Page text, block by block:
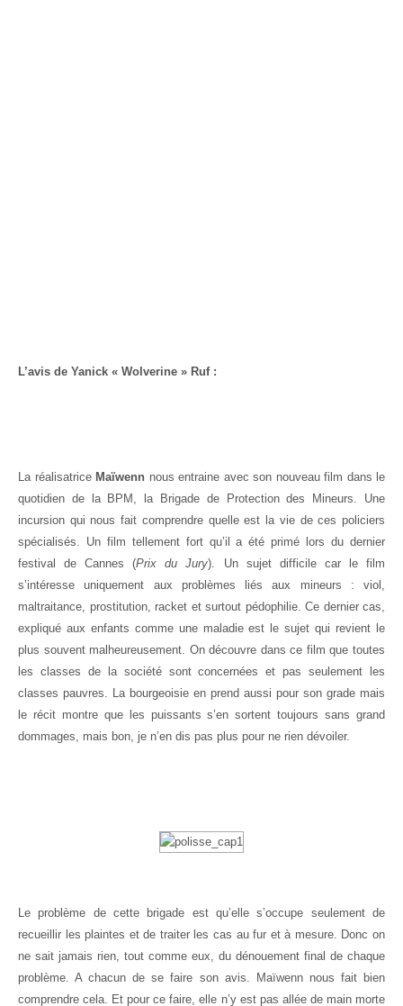
L’avis de Yanick « Wolverine » Ruf :
La réalisatrice Maïwenn nous entraine avec son nouveau film dans le
quotidien de la BPM, la Brigade de Protection des Mineurs. Une
incursion qui nous fait comprendre quelle est la vie de ces policiers
spécialisés. Un film tellement fort qu’il a été primé lors du dernier
festival de Cannes (Prix du Jury). Un sujet difficile car le film
s’intéresse uniquement aux problèmes liés aux mineurs : viol,
maltraitance, prostitution, racket et surtout pédophilie. Ce dernier cas,
expliqué aux enfants comme une maladie est le sujet qui revient le
plus souvent malheureusement. On découvre dans ce film que toutes
les classes de la société sont concernées et pas seulement les
classes pauvres. La bourgeoisie en prend aussi pour son grade mais
le récit montre que les puissants s’en sortent toujours sans grand
dommages, mais bon, je n’en dis pas plus pour ne rien dévoiler.
Le problème de cette brigade est qu’elle s’occupe seulement de
recueillir les plaintes et de traiter les cas au fur et à mesure. Donc on
ne sait jamais rien, tout comme eux, du dénouement final de chaque
problème. A chacun de se faire son avis. Maïwenn nous fait bien
comprendre cela. Et pour ce faire, elle n’y est pas allée de main morte